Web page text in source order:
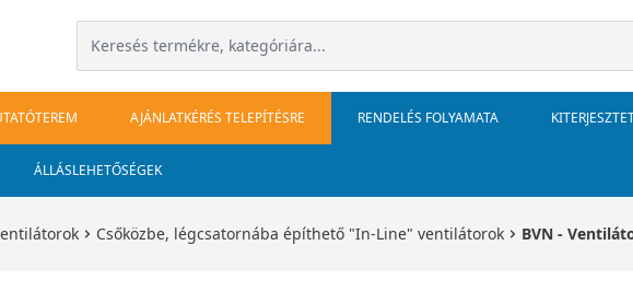
AJÁNLATKÉRÉS TELEPÍTÉSRE RENDELÉS FOLYAMATA
ÁLLÁSLEHETŐSÉGEK
Csőközbe, légcsatornába építhető "In-Line" ventilátorok BVN -